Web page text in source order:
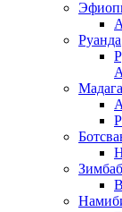
Руанда